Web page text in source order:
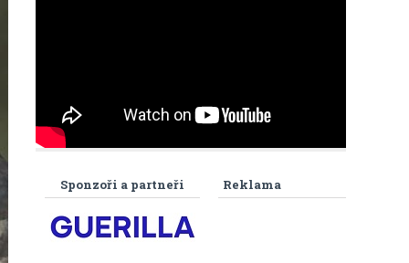
Reklama
Sponzoři a partneři